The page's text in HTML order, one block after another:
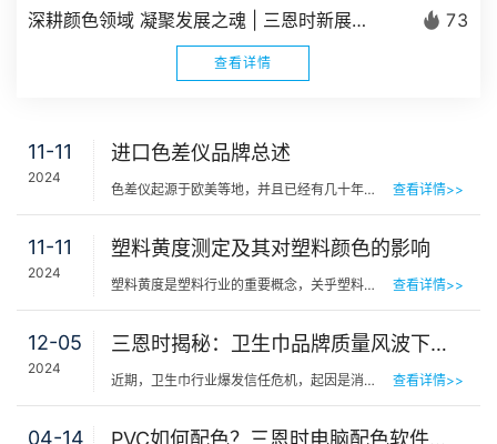
深耕颜色领域 凝聚发展之魂 | 三恩时新展厅正式建成启用 73
查看详情
11-11
2024
进口色差仪品牌总述
色差仪起源于欧美等地，并且已经有几十年的历史，因此在国际上使用的人群最多，早期在中国的用户群体也是最… 查看详情>>
11-11
2024
塑料黄度测定及其对塑料颜色的影响
塑料黄度是塑料行业的重要概念，关乎塑料制品的美观性和物理性能，对于黄度的测量至关重要。以下内容简单介… 查看详情>>
12-05
2024
三恩时揭秘：卫生巾品牌质量风波下，如何科学检测白度与荧光？
近期，卫生巾行业爆发信任危机，起因是消费者发现某款知名品牌的卫生巾实际长度与包装标示不符，存在&ldqu… 查看详情>>
04-14